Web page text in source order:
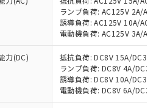
ランプ負荷: AC125V 2A/
誘導負荷: AC125V 10A/
電動機負荷: AC125V 3A/
力(DC)
抵抗負荷: DC8V 15A/
ランプ負荷: DC8V 4A/
誘導負荷: DC8V 10A/
電動機負荷: DC8V 6A/